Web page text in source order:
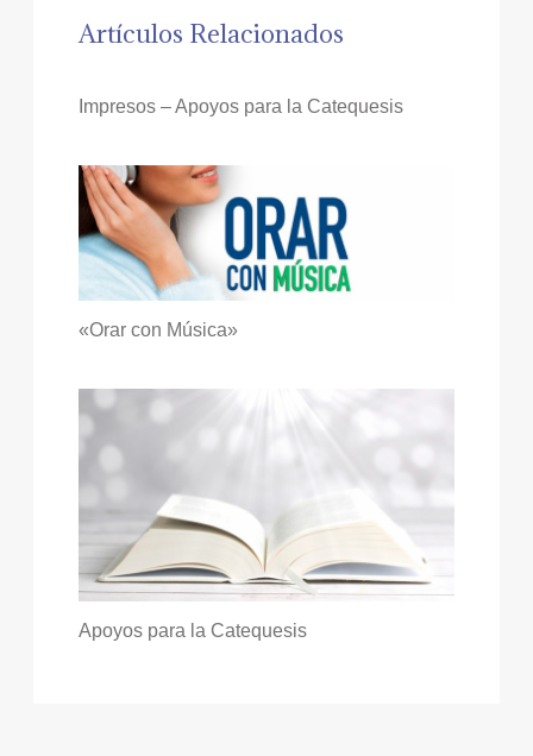
Artículos Relacionados
Impresos – Apoyos para la Catequesis
«Orar con Música»
Apoyos para la Catequesis